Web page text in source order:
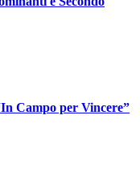
Campo per Vincere”